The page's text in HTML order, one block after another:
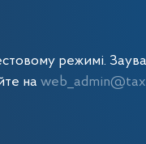
режимі.
на